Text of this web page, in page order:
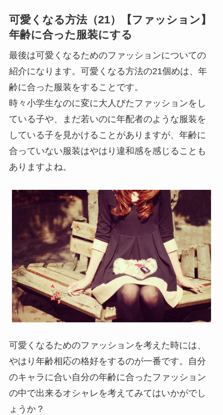
可愛くなる方法（21）【ファッション】
年齢に合った服装にする
最後は可愛くなるためのファッションについての
紹介になります。可愛くなる方法の21個めは、年
齢に合った服装をすることです。
時々小学生なのに変に大人びたファッションをし
ている子や、まだ若いのに年配者のような服装を
している子を見かけることがありますが、年齢に
合っていない服装はやはり違和感を感じることも
ありますよね。
可愛くなるためのファッションを考えた時には、
やはり年齢相応の格好をするのが一番です。自分
のキャラに合い自分の年齢に合ったファッション
の中で出来るオシャレを考えてみてはいかがでし
ょうか？